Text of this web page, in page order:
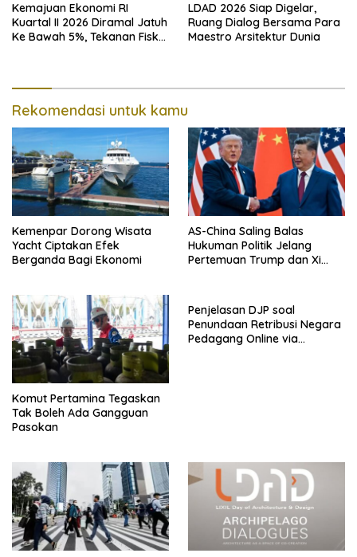
Kemajuan Ekonomi RI
Kuartal II 2026 Diramal Jatuh
Ke Bawah 5%, Tekanan Fiskal
LDAD 2026 Siap Digelar,
Ruang Dialog Bersama Para
Maestro Arsitektur Dunia
Rekomendasi untuk kamu
Kemenpar Dorong Wisata
Yacht Ciptakan Efek
Berganda Bagi Ekonomi
AS-China Saling Balas
Hukuman Politik Jelang
Pertemuan Trump dan Xi
Komut Pertamina Tegaskan
Tak Boleh Ada Gangguan
Pasokan
Penjelasan DJP soal
Penundaan Retribusi Negara
Pedagang Online via